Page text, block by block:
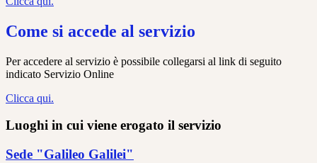
Come si accede al servizio
Per accedere al servizio è possibile collegarsi al link di seguito
indicato Servizio Online
Clicca qui.
Luoghi in cui viene erogato il servizio
Sede "Galileo Galilei"